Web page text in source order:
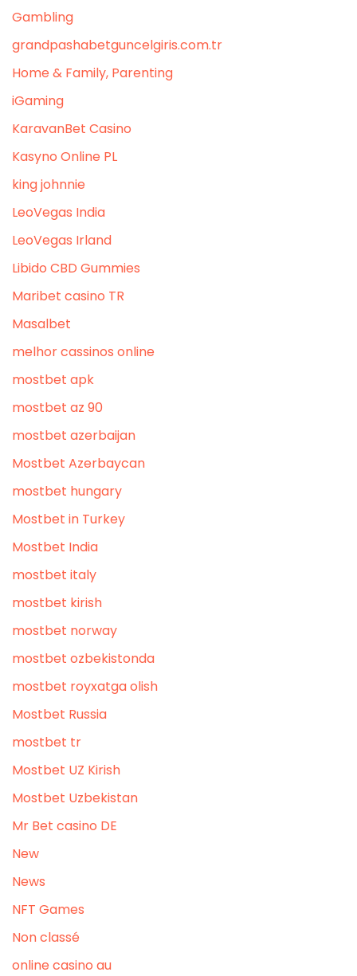
Gambling
grandpashabetguncelgiris.com.tr
Home & Family, Parenting
iGaming
KaravanBet Casino
Kasyno Online PL
king johnnie
LeoVegas India
LeoVegas Irland
Libido CBD Gummies
Maribet casino TR
Masalbet
melhor cassinos online
mostbet apk
mostbet az 90
mostbet azerbaijan
Mostbet Azerbaycan
mostbet hungary
Mostbet in Turkey
Mostbet India
mostbet italy
mostbet kirish
mostbet norway
mostbet ozbekistonda
mostbet royxatga olish
Mostbet Russia
mostbet tr
Mostbet UZ Kirish
Mostbet Uzbekistan
Mr Bet casino DE
New
News
NFT Games
Non classé
online casino au